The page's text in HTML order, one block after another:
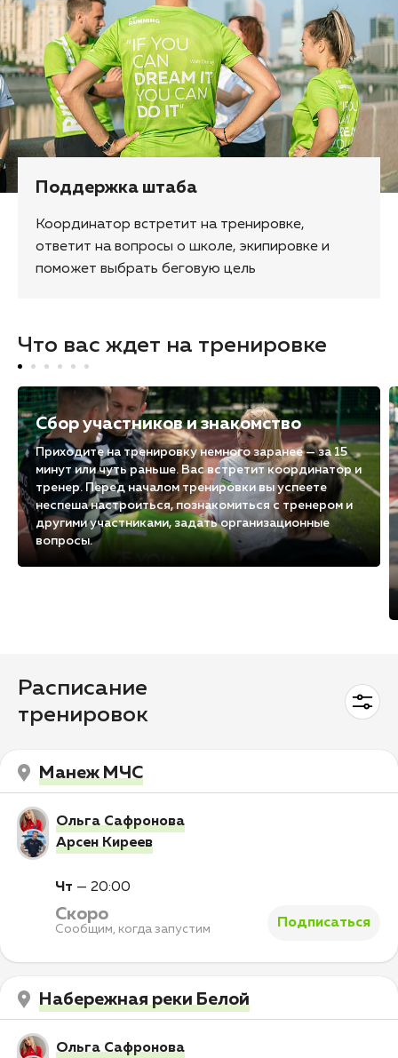
Поддержка штаба
Координатор встретит на тренировке,
ответит на вопросы о школе, экипировке и
поможет выбрать беговую цель
Что вас ждет на тренировке
Сбор участников и знакомство
Приходите на тренировку немного заранее — за 15
минут или чуть раньше. Вас встретит координатор и
тренер. Перед началом тренировки вы успеете
неспеша настроиться, познакомиться с тренером и
другими участниками, задать организационные
вопросы.
Расписание
тренировок
Манеж МЧС
Ольга Сафронова
Арсен Киреев
Чт — 20:00
Скоро
Сообщим, когда запустим Подписаться
Набережная реки Белой
Ольга Сафронова